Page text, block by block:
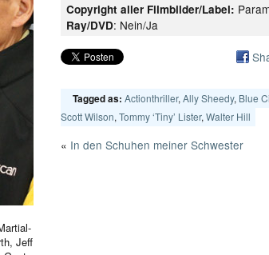
Jeff
Copyright aller Filmbilder/Label:
Ray/DVD: Nein/Ja
Tagged as: Actionthriller, Ally Sheedy, Blue
Scott Wilson, Tommy ‘Tiny’ Lister, Walter Hill
« In den Schuhen meiner Schwester